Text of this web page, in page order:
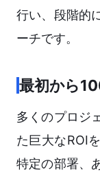
行い、段階的
ーチです。
最初から
多くのプロジ
た巨大なROI
特定の部署、